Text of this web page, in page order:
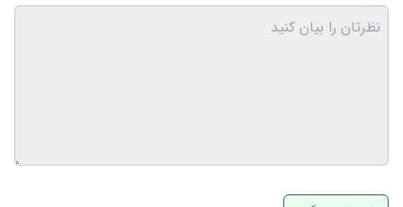
نام و نام خانوادگی